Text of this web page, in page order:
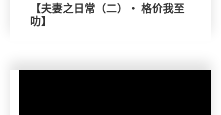
【夫妻之日常（二）・ 格价我至
叻】